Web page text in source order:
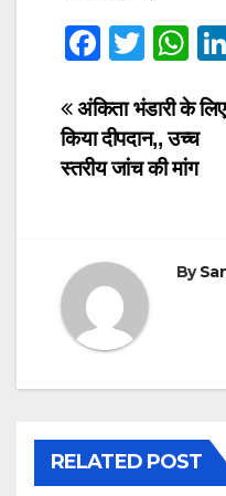
F
c
e
b
o
k
T
tt
er
W
at
s
A
p
Post
अंकिता भंडारी के लिए
किया दीपदान,, उच्च
स्तरीय जांच की मांग
By
RELATED POST